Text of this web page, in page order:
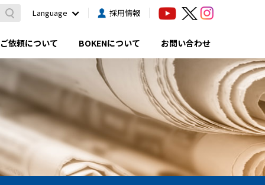
Language 採用情報
ご依頼について BOKENについて お問い合わせ